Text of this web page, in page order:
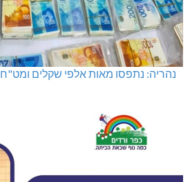
נהריה: נתפסו מאות אלפי שקלים ומט"ח